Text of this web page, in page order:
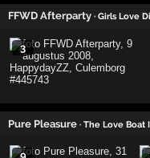
FFWD Afterparty · Girls Love
3
Pure Pleasure · The Love Boat I
9